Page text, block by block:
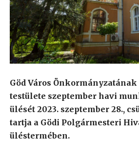
Göd Város
testülete szeptember havi
ülését 2023. szeptember 28.,
tartja a Gödi Polgármesteri
üléstermében.